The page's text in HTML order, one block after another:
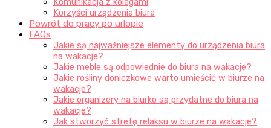
Korzyści urządzenia biura
Powrót do pracy po urlopie
FAQs
Jakie są najważniejsze elementy do urządzenia biura
na wakacje?
Jakie meble są odpowiednie do biura na wakacje?
Jakie rośliny doniczkowe warto umieścić w biurze na
wakacje?
Jakie organizery na biurko są przydatne do biura na
wakacje?
Jak stworzyć strefę relaksu w biurze na wakacje?